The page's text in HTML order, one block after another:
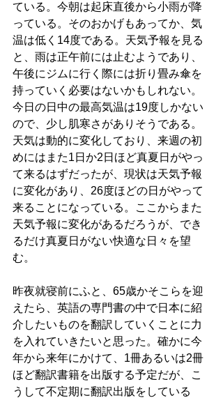
ている。今朝は起床直後から小雨が降
っている。そのおかげもあってか、気
温は低く14度である。天気予報を見る
と、雨は正午前には止むようであり、
午後にジムに行く際には折り畳み傘を
持っていく必要はないかもしれない。
今日の日中の最高気温は19度しかない
ので、少し肌寒さがありそうである。
天気は動的に変化しており、来週の初
めにはまた1日か2日ほど真夏日がやっ
て来るはずだったが、現状は天気予報
に変化があり、26度ほどの日がやって
来ることになっている。ここからまた
天気予報に変化があるだろうが、でき
るだけ真夏日がない快適な日々を望
む。
昨夜就寝前にふと、65歳かそこらを迎
えたら、英語の専門書の中で日本に紹
介したいものを翻訳していくことに力
を入れていきたいと思った。確かに今
年から来年にかけて、1冊あるいは2冊
ほど翻訳書籍を出版する予定だが、こ
うして不定期に翻訳出版をしている